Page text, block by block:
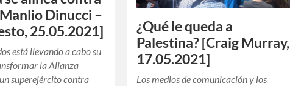
Dinucci –
25.05.2021]
está llevando a cabo su
la Alianza
superejército contra
¿Qué le queda a
Palestina? [Craig Murray,
17.05.2021]
Los medios de comunicación y los